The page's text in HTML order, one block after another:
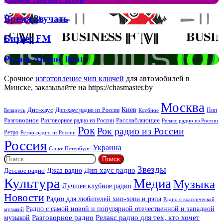
та
Брітні
Спірс
Аплюс
Deep
Время
Звучать
Время Звучать
Бизнес
Бизнес FM
Радио
Аплюс
Beat
Радио Аплюс Beat
Срочное изготовление чип ключей для автомобилей в
Минске, заказывайте на https://chasmaster.by
Беларусь Дип-хаус Дип-хаус радио из России Киев Клубное Москва Поп
Разговорное Разговорное радио из России Расслабляющее Релакс радио из России
Ретро Ретро-радио из России РокРок радио из России
Россия Санкт-Петербург Украина
Найти:
Детское радио Джаз радио Дип-хаус радио Звезды
Культура Лучшее клубное радио Медиа Музыка
Новости Радио для любителей хип-хопа и рэпа Радио с классической
музыкой Радио с самой новой и популярной отечественной и западной
музыкой Разговорное радио Релакс радио для тех, кто хочет